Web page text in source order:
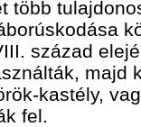
több
század
majd
kastély,
fel.